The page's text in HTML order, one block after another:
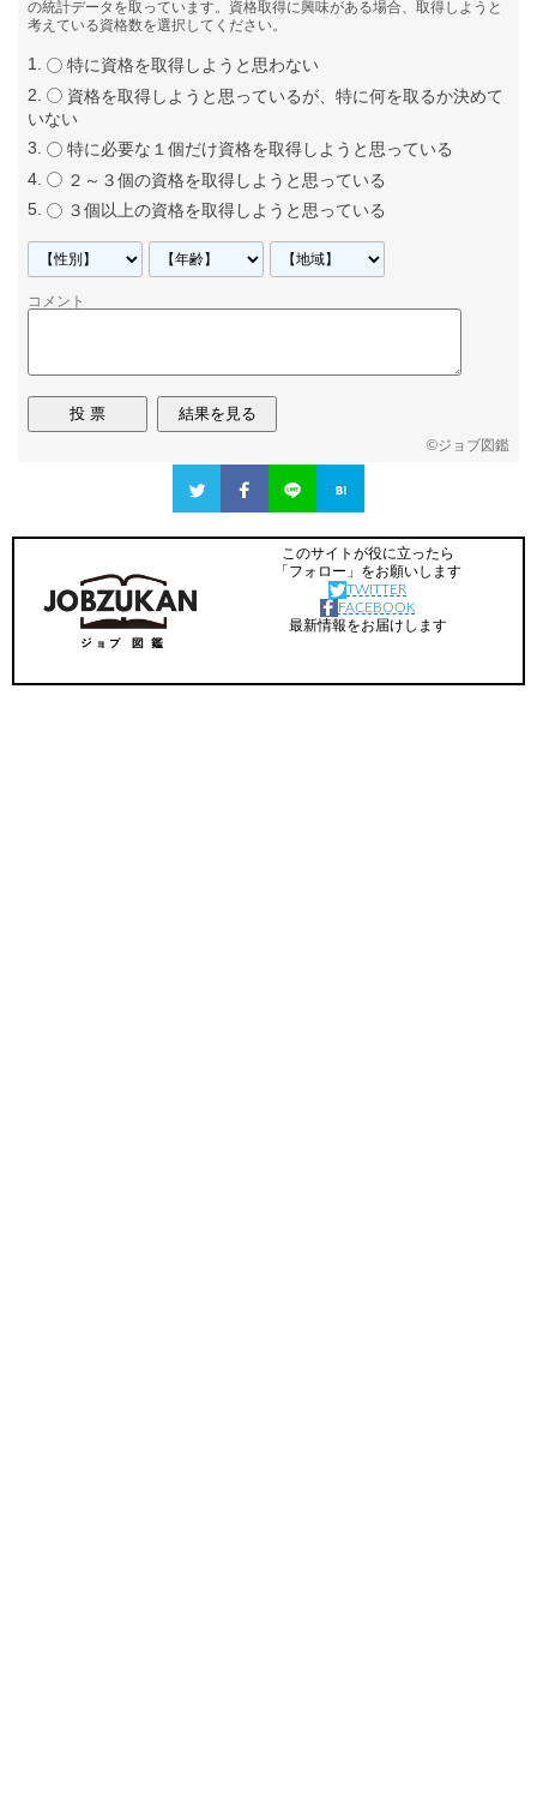
の統計データを取っています。資格取得に興味がある場合、取得しようと
考えている資格数を選択してください。
特に資格を取得しようと思わない
資格を取得しようと思っているが、特に何を取るか決めて
いない
特に必要な１個だけ資格を取得しようと思っている
２～３個の資格を取得しようと思っている
３個以上の資格を取得しようと思っている
コメント
©ジョブ図鑑
このサイトが役に立ったら
「フォロー」をお願いします
TWITTER
FACEBOOK
最新情報をお届けします